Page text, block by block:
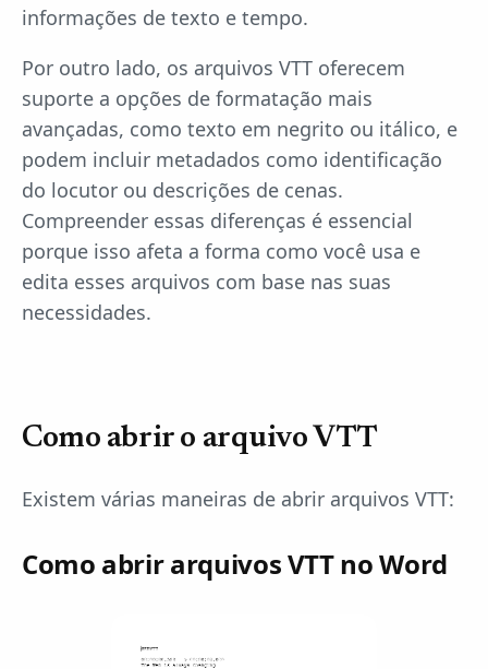
informações de texto e tempo.
Por outro lado, os arquivos VTT oferecem
suporte a opções de formatação mais
avançadas, como texto em negrito ou itálico, e
podem incluir metadados como identificação
do locutor ou descrições de cenas.
Compreender essas diferenças é essencial
porque isso afeta a forma como você usa e
edita esses arquivos com base nas suas
necessidades.
Como abrir o arquivo VTT
Existem várias maneiras de abrir arquivos VTT:
Como abrir arquivos VTT no Word